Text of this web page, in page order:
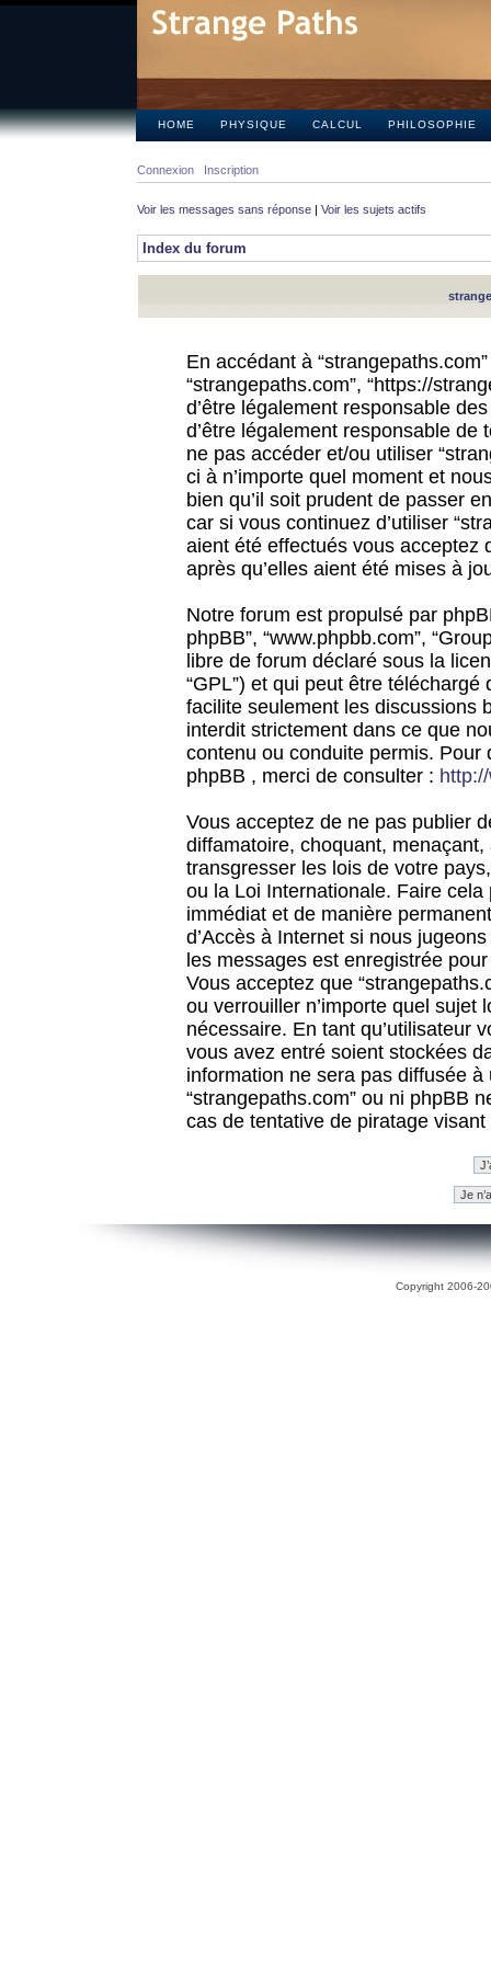
HOME PHYSIQUE CALCUL PHILOSOPHIE
Connexion Inscription
Voir les messages sans réponse | Voir les sujets actifs
Index du forum
En accédant à
“strangepaths.com”, “https://
d’être légalement responsable
d’être légalement responsable
ne pas accéder et/ou utiliser
ci à n’importe quel moment et
bien qu’il soit prudent de passer
car si vous continuez d’utiliser
aient été effectués vous acceptez
après qu’elles aient été mises à
Notre forum est propulsé par
phpBB”, “www.phpbb.com”,
libre de forum déclaré sous la
“GPL”) et qui peut être téléchargé
facilite seulement les discussions
interdit strictement dans ce que
contenu ou conduite permis.
phpBB , merci de consulter :
Vous acceptez de ne pas publier
diffamatoire, choquant,
transgresser les lois de votre
ou la Loi Internationale. Faire
immédiat et de manière
d’Accès à Internet si nous
les messages est enregistrée
Vous acceptez que
ou verrouiller n’importe quel sujet
nécessaire. En tant qu’utilisateur
vous avez entré soient stockées
information ne sera pas diffusée
“strangepaths.com” ou ni phpBB
cas de tentative de piratage
Copyright 2006-